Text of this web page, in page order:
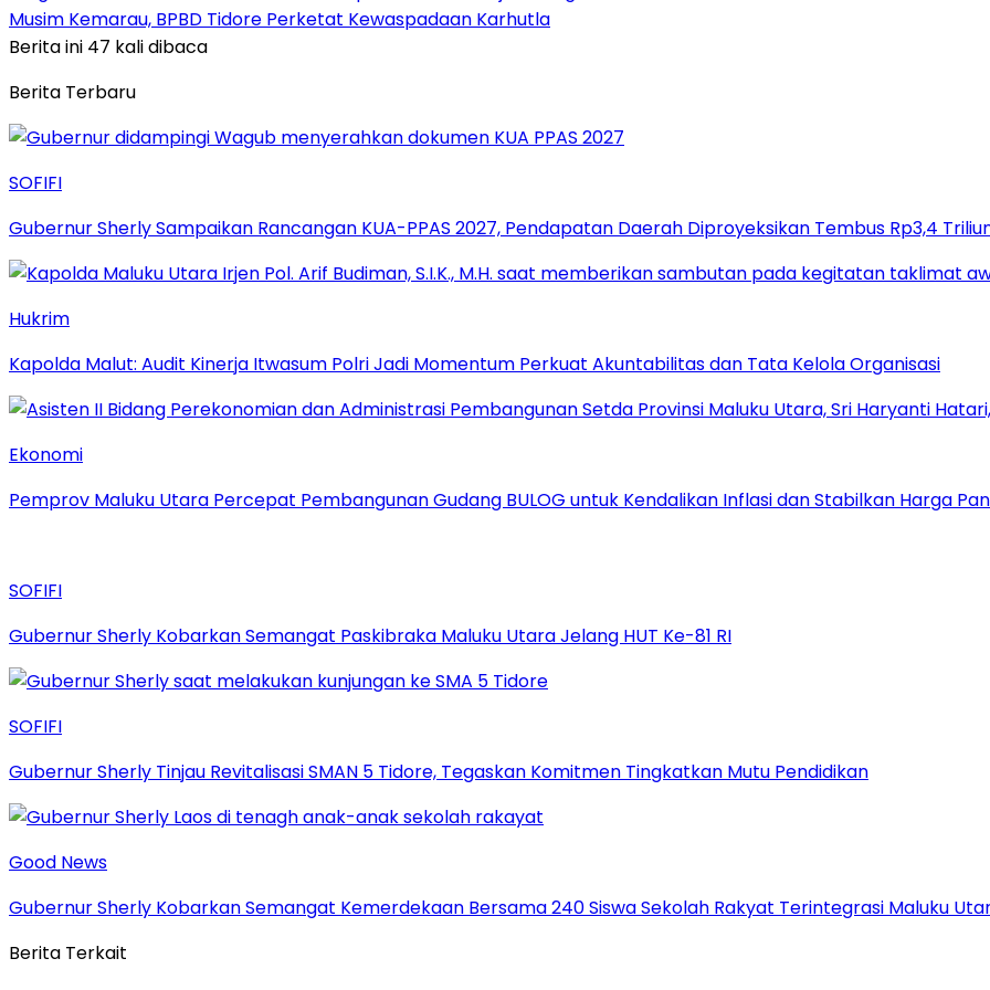
Musim Kemarau, BPBD Tidore Perketat Kewaspadaan Karhutla
Berita ini 47 kali dibaca
Berita Terbaru
SOFIFI
Gubernur Sherly Sampaikan Rancangan KUA-PPAS 2027, Pendapatan Daerah Diproyeksikan Tembus Rp3,4
Hukrim
Kapolda Malut: Audit Kinerja Itwasum Polri Jadi Momentum Perkuat Akuntabilitas dan Tata Kelola Organisasi
Ekonomi
Pemprov Maluku Utara Percepat Pembangunan Gudang BULOG untuk Kendalikan Inflasi dan Stabilkan Harga
SOFIFI
Gubernur Sherly Kobarkan Semangat Paskibraka Maluku Utara Jelang HUT Ke-81 RI
SOFIFI
Gubernur Sherly Tinjau Revitalisasi SMAN 5 Tidore, Tegaskan Komitmen Tingkatkan Mutu Pendidikan
Good News
Gubernur Sherly Kobarkan Semangat Kemerdekaan Bersama 240 Siswa Sekolah Rakyat Terintegrasi Maluku
Berita Terkait